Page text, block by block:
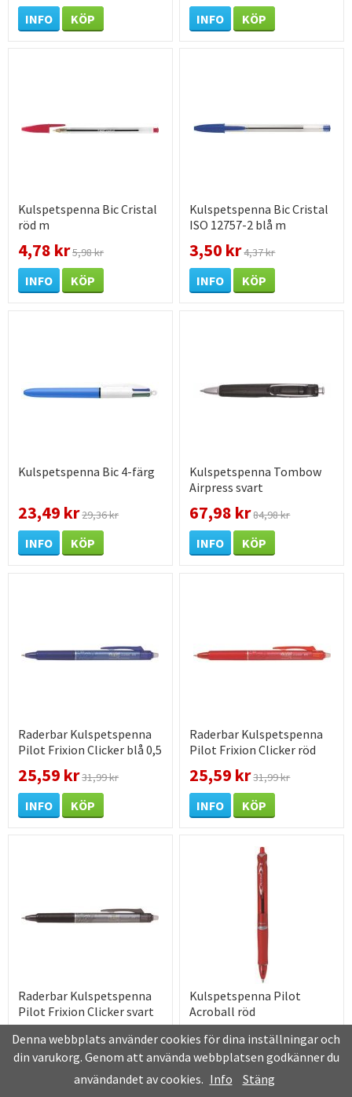
INFO KÖP INFO KÖP
Kulspetspenna Bic Cristal
röd m
4,78 kr5,98 kr
INFO KÖP
Kulspetspenna Bic Cristal
ISO 12757-2 blå m
3,50 kr4,37 kr
INFO KÖP
Kulspetspenna Bic 4-färg
23,49 kr29,36 kr
INFO KÖP
Kulspetspenna Tombow
Airpress svart
67,98 kr84,98 kr
INFO KÖP
Raderbar Kulspetspenna
Pilot Frixion Clicker blå 0,5
25,59 kr31,99 kr
INFO KÖP
Raderbar Kulspetspenna
Pilot Frixion Clicker röd
25,59 kr31,99 kr
INFO KÖP
Raderbar Kulspetspenna
Pilot Frixion Clicker svart
0,5 1 st / förpackning
25,59 kr31,99 kr
KÖP
Kulspetspenna Pilot
Acroball röd
18,72 kr 23,40 kr
INFO KÖP
Denna webbplats använder cookies för dina inställningar och
din varukorg. Genom att använda webbplatsen godkänner du
användandet av cookies. Info Stäng